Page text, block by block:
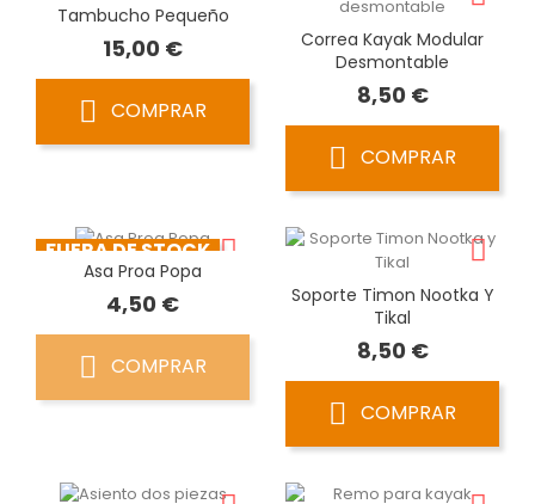
Tambucho Pequeño
15,00 €Precio
COMPRAR
Correa Kayak Modular
Desmontable
8,50 €Precio
COMPRAR
FUERA DE STOCK
Asa Proa Popa
4,50 €Precio
COMPRAR
Soporte Timon Nootka Y
Tikal
8,50 €Precio
COMPRAR